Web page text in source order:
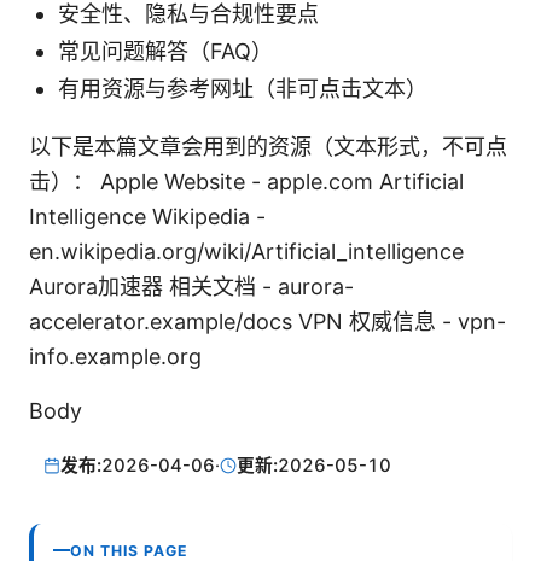
安全性、隐私与合规性要点
常见问题解答（FAQ）
有用资源与参考网址（非可点击文本）
以下是本篇文章会用到的资源（文本形式，不可点
击）： Apple Website - apple.com Artificial
Intelligence Wikipedia -
en.wikipedia.org/wiki/Artificial_intelligence
Aurora加速器 相关文档 - aurora-
accelerator.example/docs VPN 权威信息 - vpn-
info.example.org
Body
发布:2026-04-06· 更新:2026-05-10
ON THIS PAGE